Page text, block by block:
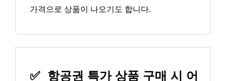
가격으로 상품이 나오기도 합니다.
✅ 항공권 특가 상품 구매 시 어